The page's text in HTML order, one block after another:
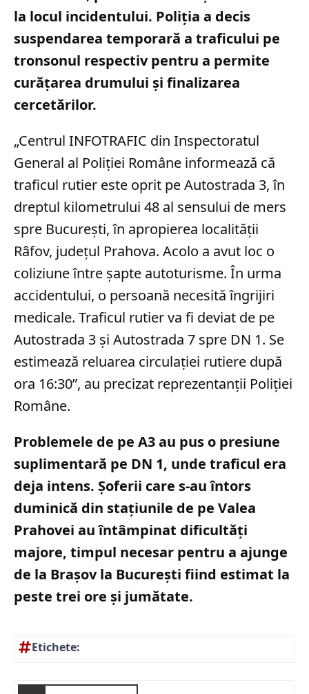
la locul incidentului. Poliția a decis
suspendarea temporară a traficului pe
tronsonul respectiv pentru a permite
curățarea drumului și finalizarea
cercetărilor.
„Centrul INFOTRAFIC din Inspectoratul
General al Poliției Române informează că
traficul rutier este oprit pe Autostrada 3, în
dreptul kilometrului 48 al sensului de mers
spre București, în apropierea localității
Râfov, județul Prahova. Acolo a avut loc o
coliziune între șapte autoturisme. În urma
accidentului, o persoană necesită îngrijiri
medicale. Traficul rutier va fi deviat de pe
Autostrada 3 și Autostrada 7 spre DN 1. Se
estimează reluarea circulației rutiere după
ora 16:30”, au precizat reprezentanții Poliției
Române.
Problemele de pe A3 au pus o presiune
suplimentară pe DN 1, unde traficul era
deja intens. Șoferii care s-au întors
duminică din stațiunile de pe Valea
Prahovei au întâmpinat dificultăți
majore, timpul necesar pentru a ajunge
de la Brașov la București fiind estimat la
peste trei ore și jumătate.
Etichete: